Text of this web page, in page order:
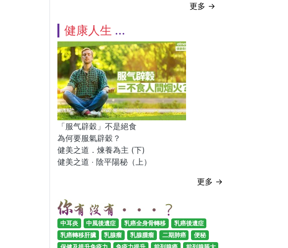
更多 →
健康人生
「服气辟穀」不是絕食
為何要服氣辟穀？
健美之道．煉養為主 (下)
健美之道 ‧ 陰平陽秘（上）
更多 →
中耳炎 中風後遺症 乳癌全身骨轉移
乳癌後遺症
乳癌轉移肝臟
乳腺瘤 乳腺腫瘤 二期肺癌
便秘